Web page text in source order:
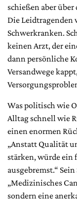
schießen aber
Die Leidtragenden
Schwerkranken.
keinen Arzt, der
dann persönliche
Versandwege
Was politisch wie
Alltag schnell wie
einen enormen
„Anstatt Qualität
stärken, würde ein
ausgebremst.“
„Medizinisches
sondern eine